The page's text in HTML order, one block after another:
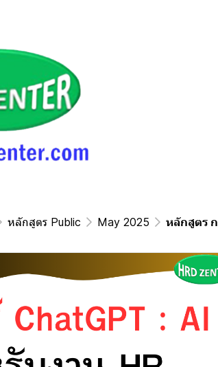
หลักสูตร Public May 2025 หลักสูตร